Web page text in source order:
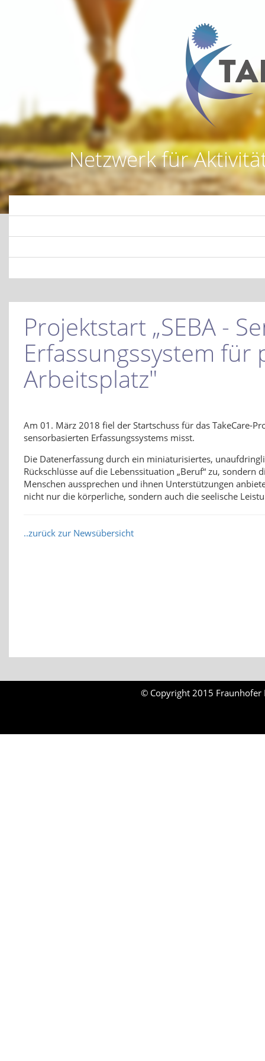
Netzwerk für
Projektstart „SEBA -
Erfassungssystem für
Arbeitsplatz"
Am 01. März 2018 fiel der Startschuss für das TakeCare-
sensorbasierten Erfassungssystems misst.
Die Datenerfassung durch ein miniaturisiertes,
Rückschlüsse auf die Lebenssituation „Beruf“ zu,
Menschen aussprechen und ihnen Unterstützungen
nicht nur die körperliche, sondern auch die seelische
..zurück zur Newsübersicht
© Copyright 2015